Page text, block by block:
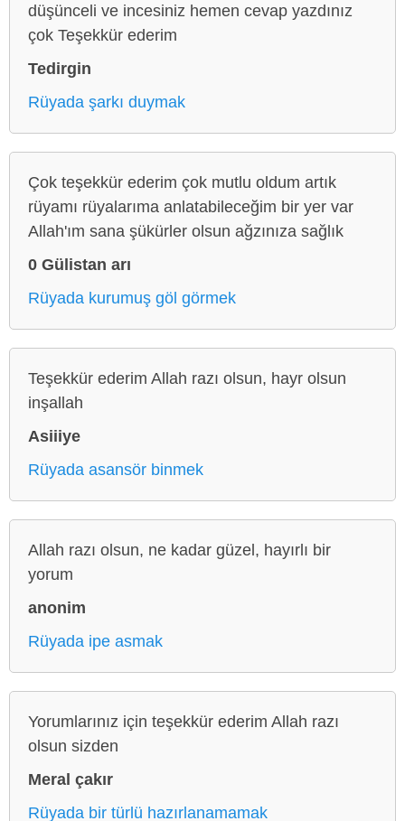
düşünceli ve incesiniz hemen cevap yazdınız
çok Teşekkür ederim
Tedirgin
Rüyada şarkı duymak
Çok teşekkür ederim çok mutlu oldum artık
rüyamı rüyalarıma anlatabileceğim bir yer var
Allah'ım sana şükürler olsun ağzınıza sağlık
0 Gülistan arı
Rüyada kurumuş göl görmek
Teşekkür ederim Allah razı olsun, hayr olsun
inşallah
Asiiiye
Rüyada asansör binmek
Allah razı olsun, ne kadar güzel, hayırlı bir
yorum
anonim
Rüyada ipe asmak
Yorumlarınız için teşekkür ederim Allah razı
olsun sizden
Meral çakır
Rüyada bir türlü hazırlanamamak